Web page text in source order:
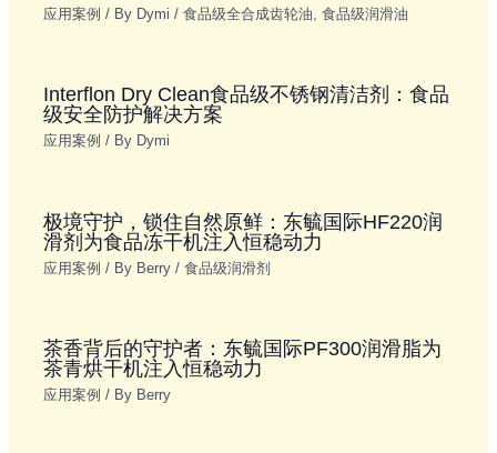
应用案例 / By Dymi/食品级全合成齿轮油 ,食品级润滑油
Interflon Dry Clean食品级不锈钢清洁剂：食品
级安全防护解决方案
应用案例 / By Dymi
极境守护，锁住自然原鲜：东毓国际HF220润
滑剂为食品冻干机注入恒稳动力
应用案例 / By Berry/食品级润滑剂
茶香背后的守护者：东毓国际PF300润滑脂为
茶青烘干机注入恒稳动力
应用案例 / By Berry